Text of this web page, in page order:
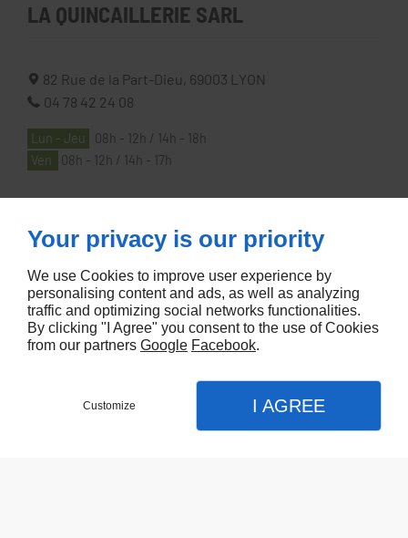
LA QUINCAILLERIE SARL
82 Rue de la Part-Dieu, 69003
LYON
04 78 42 24 08
Lun - Jeu
08h - 12h / 14h - 18h
Ven
08h - 12h / 14h - 17h
À PROPOS
Accueil
Contactez-nous
Mentions légales
Plan du site
Your privacy is our priority
We use Cookies to improve user experience by
personalising content and ads, as well as analyzing
traffic and optimizing social networks functionalities.
By clicking "I Agree" you consent to the use of Cookies
from our partners Google Facebook.
Customize I AGREE